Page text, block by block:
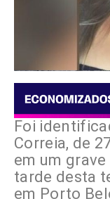
Foi
Correia, de
em um
tarde desta
em Porto